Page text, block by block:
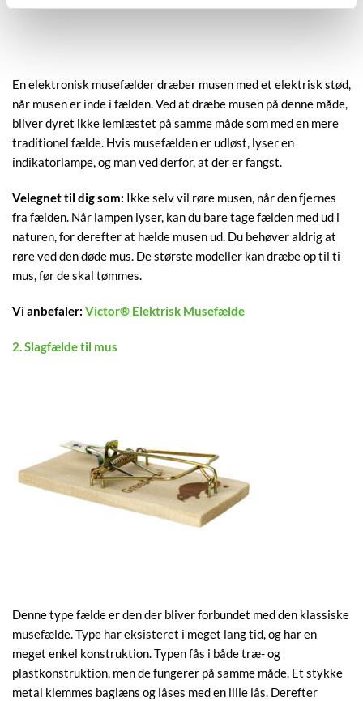
En elektronisk musefælder dræber musen med et elektrisk stød,
når musen er inde i fælden. Ved at dræbe musen på denne måde,
bliver dyret ikke lemlæstet på samme måde som med en mere
traditionel fælde. Hvis musefælden er udløst, lyser en
indikatorlampe, og man ved derfor, at der er fangst.
Velegnet til dig som: Ikke selv vil røre musen, når den fjernes
fra fælden. Når lampen lyser, kan du bare tage fælden med ud i
naturen, for derefter at hælde musen ud. Du behøver aldrig at
røre ved den døde mus. De største modeller kan dræbe op til ti
mus, før de skal tømmes.
Vi anbefaler: Victor® Elektrisk Musefælde
2. Slagfælde til mus
Denne type fælde er den der bliver forbundet med den klassiske
musefælde. Type har eksisteret i meget lang tid, og har en
meget enkel konstruktion. Typen fås i både træ- og
plastkonstruktion, men de fungerer på samme måde. Et stykke
metal klemmes baglæns og låses med en lille lås. Derefter